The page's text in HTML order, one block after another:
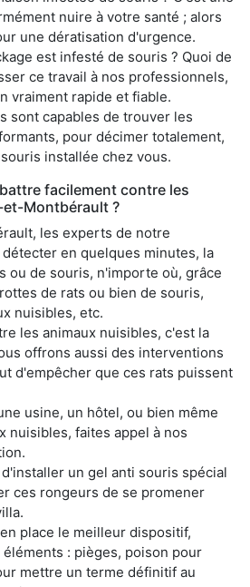
nuire à votre santé ; alors
une dératisation d'urgence.
est infesté de souris ? Quoi de
ce travail à nos professionnels,
vraiment rapide et fiable.
sont capables de trouver les
pour décimer totalement,
installée chez vous.
facilement contre les
Montbérault ?
les experts de notre
en quelques minutes, la
ou de souris, n'importe où, grâce
de rats ou bien de souris,
nuisibles, etc.
les animaux nuisibles, c'est la
offrons aussi des interventions
d'empêcher que ces rats puissent
usine, un hôtel, ou bien même
nuisibles, faites appel à nos
un gel anti souris spécial
ces rongeurs de se promener
place le meilleur dispositif,
: pièges, poison pour
mettre un terme définitif au